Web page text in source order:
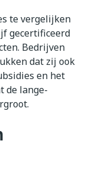
te vergelijken
gecertificeerd
Bedrijven
dat zij ook
en het
de lange-